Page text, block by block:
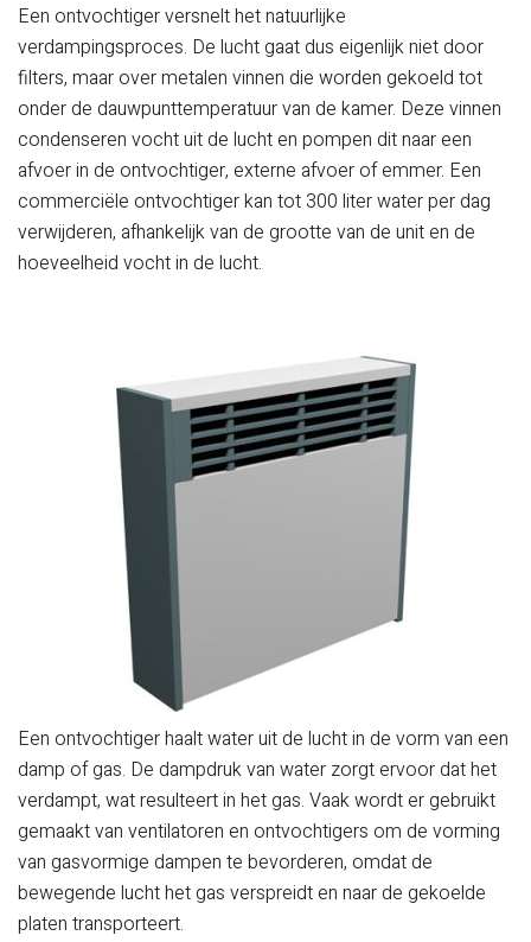
Een ontvochtiger versnelt het natuurlijke
verdampingsproces. De lucht gaat dus eigenlijk niet door
filters, maar over metalen vinnen die worden gekoeld tot
onder de dauwpunttemperatuur van de kamer. Deze vinnen
condenseren vocht uit de lucht en pompen dit naar een
afvoer in de ontvochtiger, externe afvoer of emmer. Een
commerciële ontvochtiger kan tot 300 liter water per dag
verwijderen, afhankelijk van de grootte van de unit en de
hoeveelheid vocht in de lucht.
Een ontvochtiger haalt water uit de lucht in de vorm van een
damp of gas. De dampdruk van water zorgt ervoor dat het
verdampt, wat resulteert in het gas. Vaak wordt er gebruikt
gemaakt van ventilatoren en ontvochtigers om de vorming
van gasvormige dampen te bevorderen, omdat de
bewegende lucht het gas verspreidt en naar de gekoelde
platen transporteert.